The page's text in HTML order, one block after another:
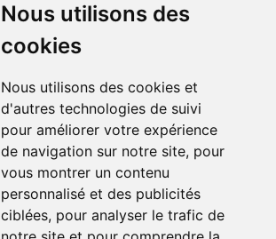
Nous utilisons des
cookies
Nous utilisons des cookies et
d'autres technologies de suivi
pour améliorer votre expérience
de navigation sur notre site, pour
vous montrer un contenu
personnalisé et des publicités
ciblées, pour analyser le trafic de
Actualités & conseils
Événements
Marques
Suivez-nous
Paiement
Simple, rapide et 100% sécurisé